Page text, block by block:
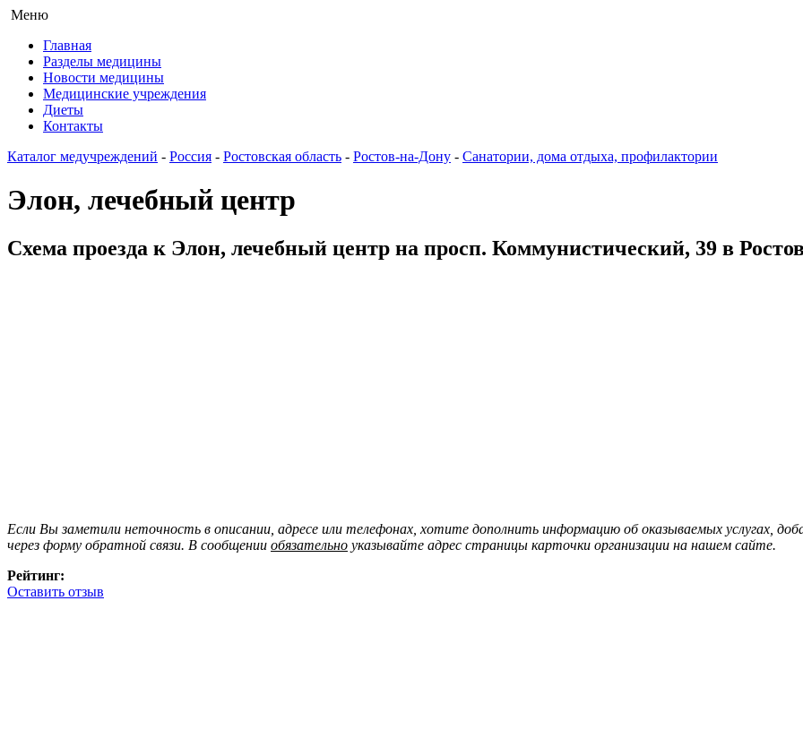
Меню
Главная
Разделы медицины
Новости медицины
Медицинские учреждения
Диеты
Контакты
Каталог медучреждений - Россия - Ростовская область - Ростов-на-Дону - Санатории, дома отдыха, профилактории
Элон, лечебный центр
Схема проезда к Элон, лечебный центр на просп. Коммунистический, 39 в
Если Вы заметили неточность в описании, адресе или телефонах, хотите дополнить информацию об оказываемых услугах,
через форму обратной связи. В сообщении обязательно указывайте адрес страницы карточки организации на нашем сайте.
Рейтинг:
Оставить отзыв